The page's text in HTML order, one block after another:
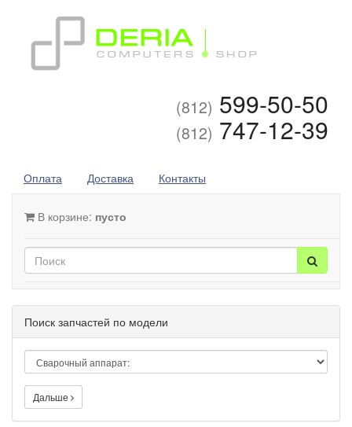
(812) 599-50-50
(812) 747-12-39
Оплата Доставка Контакты
В корзине: пусто
Поиск запчастей по модели
Дальше